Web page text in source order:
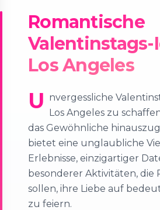
Romantische
Valentinstags-
Los Angeles
U nvergessliche
Los Angeles zu
das Gewöhnliche
bietet eine unglaubliche
Erlebnisse, einzigartiger
besonderer Aktivitäten, die
sollen, ihre Liebe auf
zu feiern.